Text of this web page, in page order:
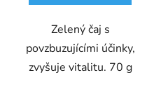
Zelený čaj s
povzbuzujícími účinky,
zvyšuje vitalitu. 70 g